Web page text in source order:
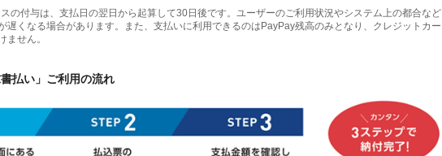
の付与は、支払日の翌日から起算して30日後です。ユーザーのご利用状況やシステム上の都合など
遅くなる場合があります。また、支払いに利用できるのはPayPay残高のみとなり、クレジットカー
ません。
払い」ご利用の流れ